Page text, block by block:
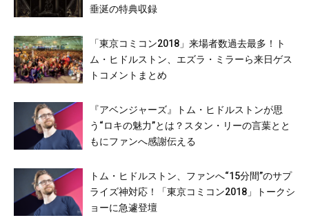
垂涎の特典収録
「東京コミコン2018」来場者数過去最多！ト
ム・ヒドルストン、エズラ・ミラーら来日ゲス
トコメントまとめ
『アベンジャーズ』トム・ヒドルストンが思
う“ロキの魅力”とは？スタン・リーの言葉とと
もにファンへ感謝伝える
トム・ヒドルストン、ファンへ“15分間”のサプ
ライズ神対応！「東京コミコン2018」トークシ
ョーに急遽登壇